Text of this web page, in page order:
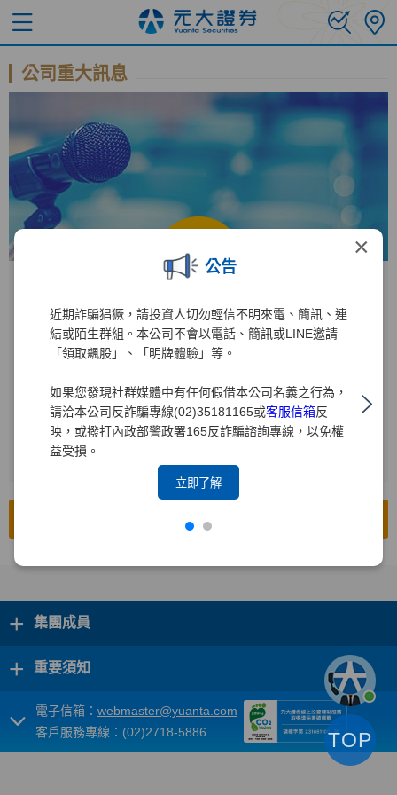
×
公告
近期詐騙猖獗，請投資人切勿輕信不明來電、簡訊、連
結或陌生群組。本公司不會以電話、簡訊或LINE邀請
「領取飆股」、「明牌體驗」等。
如果您發現社群媒體中有任何假借本公司名義之行為，
請洽本公司反詐騙專線(02)35181165或客服信箱反
映，或撥打內政部警政署165反詐騙諮詢專線，以免權
益受損。
立即了解
公司重大訊息
公開資訊觀測站
進入公開資訊觀測站後
1 輸入公司代碼：2885
2
輸入查詢年度
前往公開資訊觀測站
+ 集團成員
+ 重要須知
電子信箱： webmaster@yuanta.com
客戶服務專線：(02)2718-5886
TOP